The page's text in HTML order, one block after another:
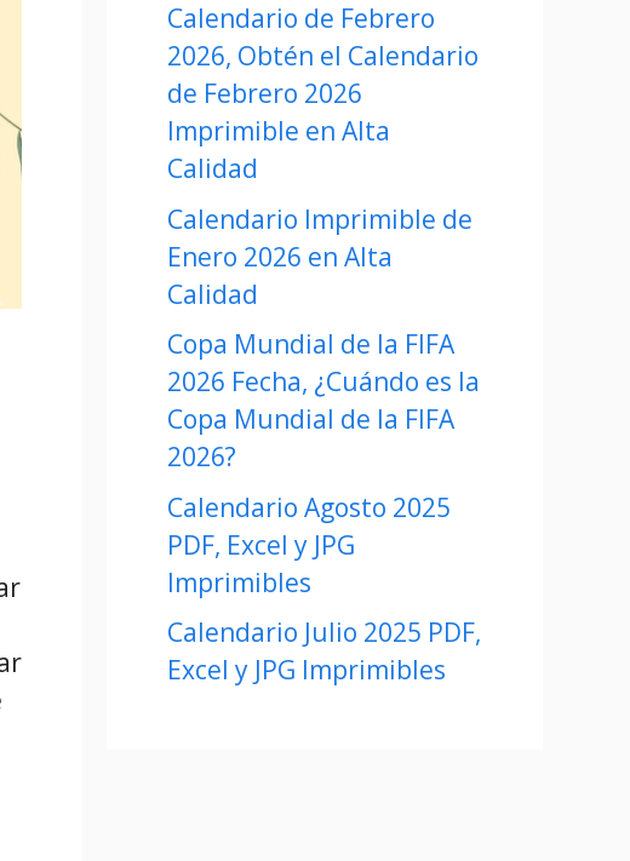
Calendario de Febrero
2026, Obtén el Calendario
de Febrero 2026
Imprimible en Alta
Calidad
Calendario Imprimible de
Enero 2026 en Alta
Calidad
Copa Mundial de la FIFA
2026 Fecha, ¿Cuándo es la
Copa Mundial de la FIFA
2026?
Calendario Agosto 2025
PDF, Excel y JPG
Imprimibles
Calendario Julio 2025 PDF,
Excel y JPG Imprimibles